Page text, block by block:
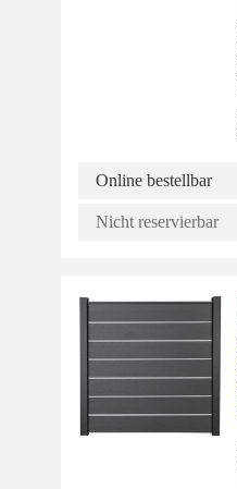
Online bestellbar
Nicht reservierbar